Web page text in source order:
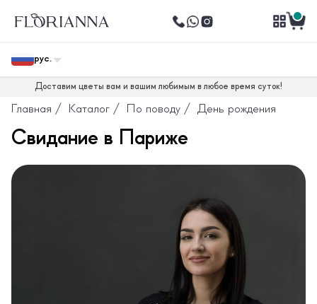
рус.
Доставим цветы вам и вашим любимым в любое время суток!
Главная / Каталог / По поводу / День рождения
Свидание в Париже